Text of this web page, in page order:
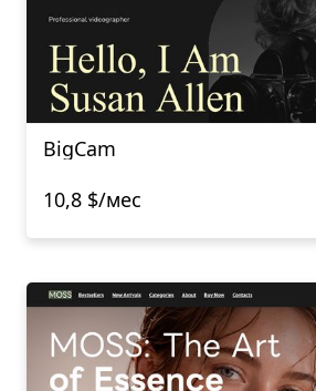
BigCam
10,8 $/мес